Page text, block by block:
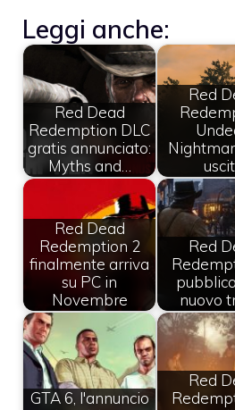
Leggi anche:
Red Dead
Redemption DLC
gratis annunciato:
Myths and…
Red
Red Dead
Redemption 2
finalmente arriva
su PC in
Novembre
Red
nuovo
GTA 6, l'annuncio
Red